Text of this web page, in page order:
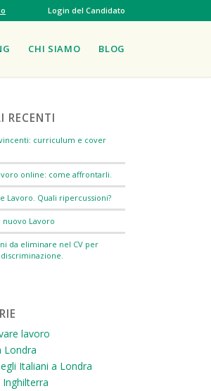
Login del Candidato
CHI SIAMO BLOG
RECENTI
curriculum e cover
online: come affrontarli.
Lavoro. Quali ripercussioni?
nuovo Lavoro
da eliminare nel CV per
lavoro
Londra
Italiani a Londra